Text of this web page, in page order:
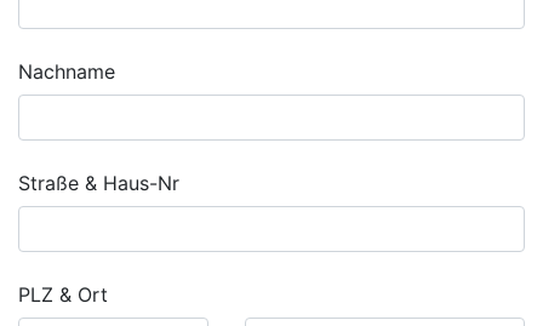
Nachname
Straße & Haus-Nr
PLZ & Ort